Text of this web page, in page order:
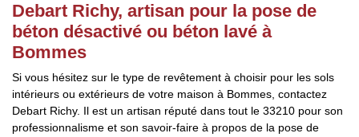
Debart Richy, artisan pour la pose de
béton désactivé ou béton lavé à
Bommes
Si vous hésitez sur le type de revêtement à choisir pour les sols
intérieurs ou extérieurs de votre maison à Bommes, contactez
Debart Richy. Il est un artisan réputé dans tout le 33210 pour son
professionnalisme et son savoir-faire à propos de la pose de